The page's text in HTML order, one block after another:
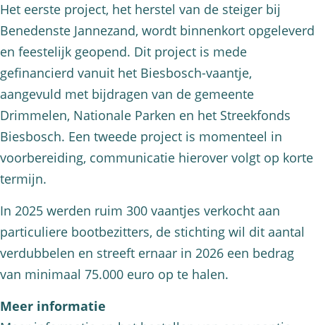
Het eerste project, het herstel van de steiger bij
Benedenste Jannezand, wordt binnenkort opgeleverd
en feestelijk geopend. Dit project is mede
gefinancierd vanuit het Biesbosch-vaantje,
aangevuld met bijdragen van de gemeente
Drimmelen, Nationale Parken en het Streekfonds
Biesbosch. Een tweede project is momenteel in
voorbereiding, communicatie hierover volgt op korte
termijn.
In 2025 werden ruim 300 vaantjes verkocht aan
particuliere bootbezitters, de stichting wil dit aantal
verdubbelen en streeft ernaar in 2026 een bedrag
van minimaal 75.000 euro op te halen.
Meer informatie